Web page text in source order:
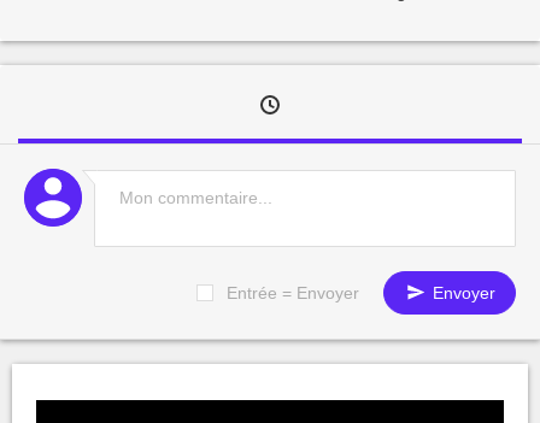
Entrée = Envoyer Envoyer